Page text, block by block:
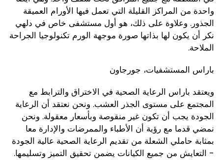
واحدة من المراكز القليلة التي تعمل فيها الأورام العميقة
الجذور. وعلاوة على ذلك، هو أول مستشفى خاص في دلهي
نكر أن يكون لها بذاتها صورة موجهة الورم تكنولوجيا الجراحة
الملاحة.
باراس المستشفيات، جورجاون
ويعتقد باراس الرعاية الصحية في الاختراق والترابط مع
المجتمع على مستوى الجذر العشب. ونحن نعتقد أن الرعاية
الجودة يجب أن تكون غير منقوصة وبأسعار معقولة. ونحن
نمضي قدما مع رؤية أن الأطباء والممرضات والإدارة معا
بمثابة حاملي الشعلة من تقديم الرعاية الصحية عالية الجودة
- التعايش من جميع الكيانات يضمن تحقيق التميز وتسليمها.